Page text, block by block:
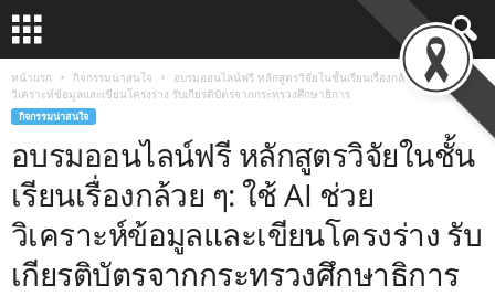
หน้าแรก กิจกรรมน่าสนใจ
อบรมออนไลน์ฟรี หลักสูตรวิจัยในชั้นเรียนเรื่องกล้วย ๆ: ใช้ AI ช่วย
วิเคราะห์ข้อมูลและเขียนโครงร่าง รับเกียรติบัตรจากกระทรวงศึกษาธิการ
กิจกรรมน่าสนใจ
อบรมออนไลน์ฟรี หลักสูตรวิจัยในชั้น
เรียนเรื่องกล้วย ๆ: ใช้ AI ช่วย
วิเคราะห์ข้อมูลและเขียนโครงร่าง รับ
เกียรติบัตรจากกระทรวงศึกษาธิการ